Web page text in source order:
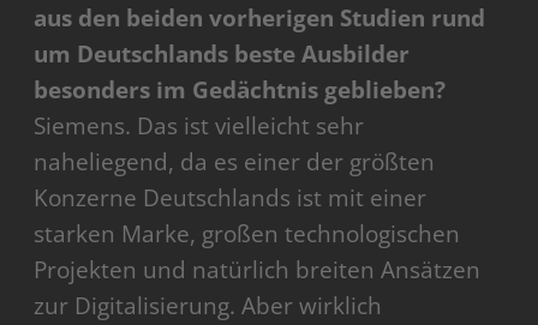
aus den beiden vorherigen Studien rund
um Deutschlands beste Ausbilder
besonders im Gedächtnis geblieben?
Siemens. Das ist vielleicht sehr
naheliegend, da es einer der größten
Konzerne Deutschlands ist mit einer
starken Marke, großen technologischen
Projekten und natürlich breiten Ansätzen
zur Digitalisierung. Aber wirklich